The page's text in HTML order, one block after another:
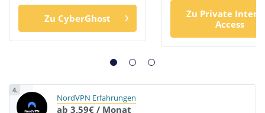
Zu CyberGhost
Zu Private
Access
4.
NordVPN Erfahrungen
ab 3,59€ / Monat